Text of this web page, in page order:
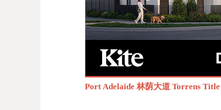
Port Adelaide 林荫大道 Torrens